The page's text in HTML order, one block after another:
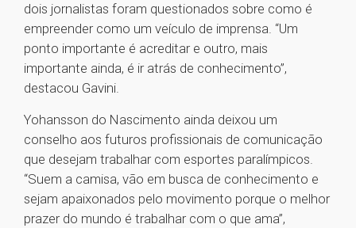
dois jornalistas foram questionados sobre como é
empreender como um veículo de imprensa. “Um
ponto importante é acreditar e outro, mais
importante ainda, é ir atrás de conhecimento”,
destacou Gavini.
Yohansson do Nascimento ainda deixou um
conselho aos futuros profissionais de comunicação
que desejam trabalhar com esportes paralímpicos.
“Suem a camisa, vão em busca de conhecimento e
sejam apaixonados pelo movimento porque o melhor
prazer do mundo é trabalhar com o que ama”,